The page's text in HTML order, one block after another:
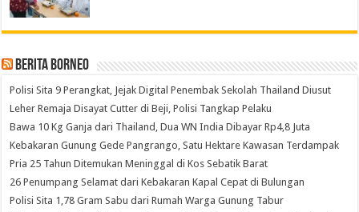
Berita Borneo
Polisi Sita 9 Perangkat, Jejak Digital Penembak Sekolah Thailand Diusut
Leher Remaja Disayat Cutter di Beji, Polisi Tangkap Pelaku
Bawa 10 Kg Ganja dari Thailand, Dua WN India Dibayar Rp4,8 Juta
Kebakaran Gunung Gede Pangrango, Satu Hektare Kawasan Terdampak
Pria 25 Tahun Ditemukan Meninggal di Kos Sebatik Barat
26 Penumpang Selamat dari Kebakaran Kapal Cepat di Bulungan
Polisi Sita 1,78 Gram Sabu dari Rumah Warga Gunung Tabur